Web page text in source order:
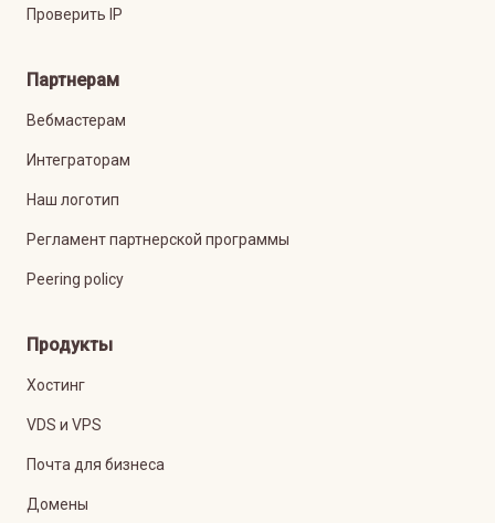
Проверить IP
Партнерам
Вебмастерам
Интеграторам
Наш логотип
Регламент партнерской программы
Peering policy
Продукты
Хостинг
VDS и VPS
Почта для бизнеса
Домены